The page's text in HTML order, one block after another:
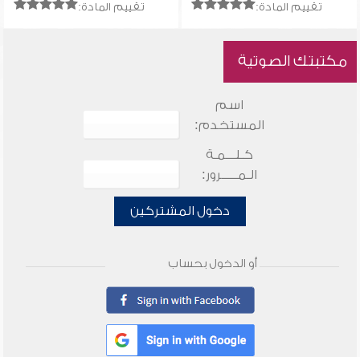
تقييم المادة: تقييم المادة:
مكتبتك الصوتية
اسم
المستخدم:
كـلـــمـة
الـمـــــرور:
دخول المشتركين
أو الدخول بحساب